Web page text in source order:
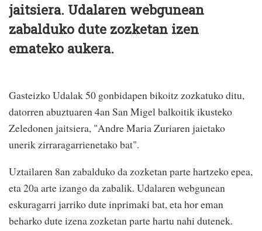
jaitsiera. Udalaren webgunean
zabalduko dute zozketan izen
emateko aukera.
Gasteizko Udalak 50 gonbidapen bikoitz zozkatuko ditu,
datorren abuztuaren 4an San Migel balkoitik ikusteko
Zeledonen jaitsiera, "Andre Maria Zuriaren jaietako
unerik zirraragarrienetako bat".
Uztailaren 8an zabalduko da zozketan parte hartzeko epea,
eta 20a arte izango da zabalik. Udalaren webgunean
eskuragarri jarriko dute inprimaki bat, eta hor eman
beharko dute izena zozketan parte hartu nahi dutenek.